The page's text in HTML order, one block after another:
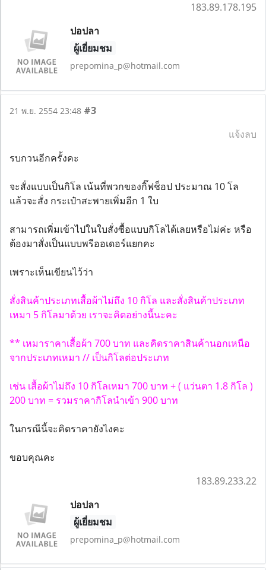
183.89.178.195
ปอปลา
ผู้เยี่ยมชม
prepomina_p@hotmail.com
21 พ.ย. 2554 23:48 #3
แจ้งลบ
รบกวนอีกครั้งคะ
จะสั่งแบบเป็นกิโล เน้นที่พวกของกิ๊ฟช็อป ประมาณ 10 โล
แล้วจะสั่ง กระเป๋าสะพายเพิ่มอีก 1 ใบ
สามารถเพิ่มเข้าไปในใบสั่งซื้อแบบกิโลได้เลยหรือไม่ค่ะ หรือ
ต้องมาสั่งเป็นแบบพรีออเดอร์แยกคะ
เพราะเห็นเขียนไว้ว่า
สั่งสินค้าประเภทเสื้อผ้าไม่ถึง 10 กิโล และสั่งสินค้าประเภท
เหมา 5 กิโลมาด้วย เราจะคิดอย่างนี้นะคะ
** เหมาราคาเสื้อผ้า 700 บาท และคิดราคาสินค้านอกเหนือ
จากประเภทเหมา // เป็นกิโลต่อประเภท
เช่น เสื้อผ้าไม่ถึง 10 กิโลเหมา 700 บาท + ( แว่นตา 1.8 กิโล )
200 บาท = รวมราคากิโลนำเข้า 900 บาท
ในกรณีนี้จะคิดราคายังไงคะ
ขอบคุณคะ
183.89.233.22
ปอปลา
ผู้เยี่ยมชม
prepomina_p@hotmail.com